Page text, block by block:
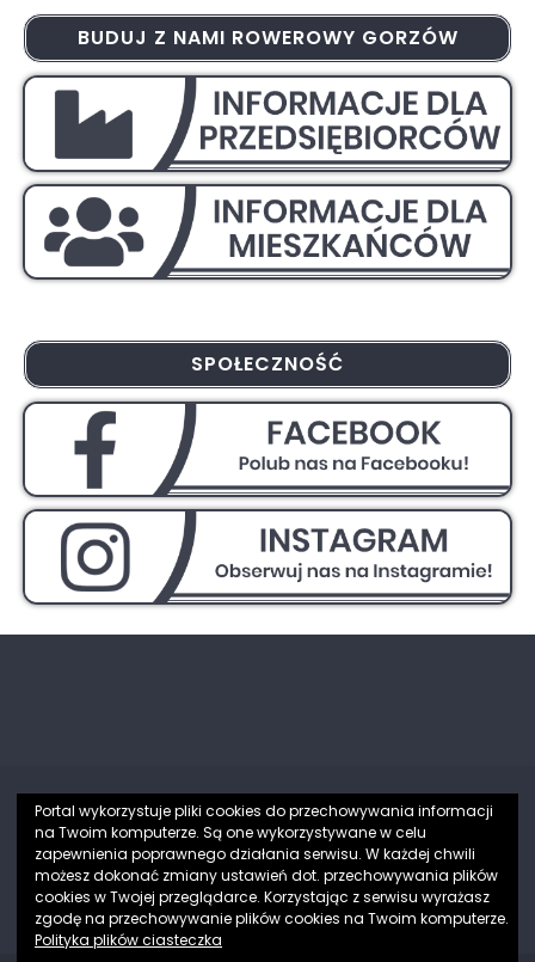
BUDUJ Z NAMI ROWEROWY GORZÓW
SPOŁECZNOŚĆ
Partnerzy
[elementor-template id="1432"]
Portal wykorzystuje pliki cookies do przechowywania informacji
na Twoim komputerze. Są one wykorzystywane w celu
zapewnienia poprawnego działania serwisu. W każdej chwili
możesz dokonać zmiany ustawień dot. przechowywania plików
cookies w Twojej przeglądarce. Korzystając z serwisu wyrażasz
zgodę na przechowywanie plików cookies na Twoim komputerze.
Polityka plików ciasteczka